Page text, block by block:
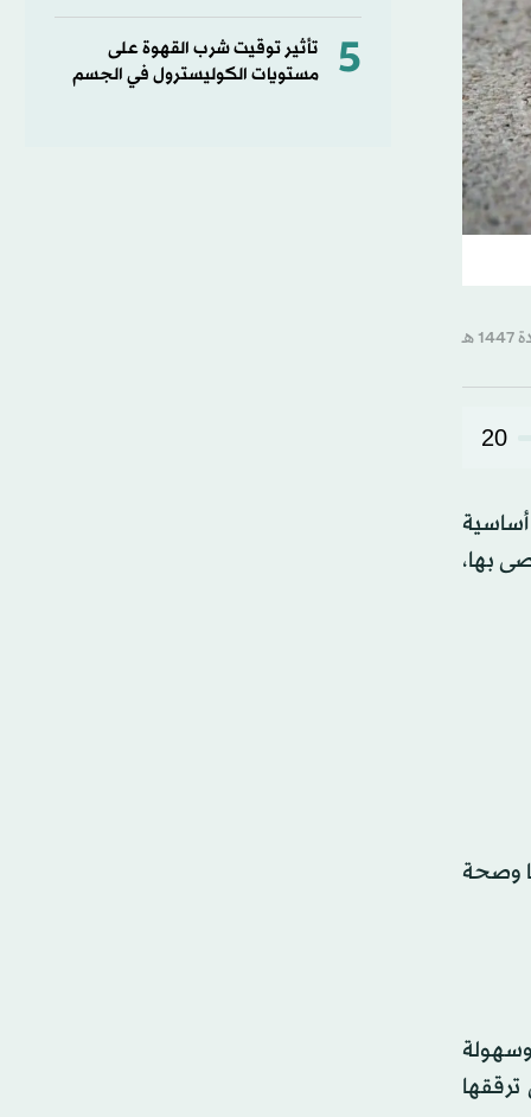
20
بها،
وصحة
5
تأثير توقيت شرب القهوة على
مستويات الكوليسترول في الجسم